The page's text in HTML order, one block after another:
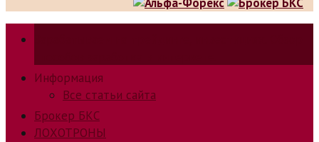
Информация
Все статьи сайта
Брокер БКС
ЛОХОТРОНЫ